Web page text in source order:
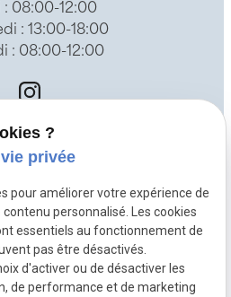
: 08:00-12:00
: 13:00-18:00
: 08:00-12:00
Accueil
Ostéopathie
postopératoire
Actualités
?
privée
pour améliorer votre expérience de
personnalisé. Les cookies
essentiels au fonctionnement de
pas être désactivés.
d'activer ou de désactiver les
de performance et de marketing